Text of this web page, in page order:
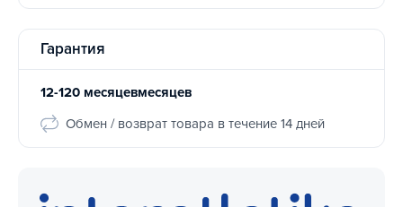
Гарантия
12-120 месяцевмесяцев
Обмен / возврат товара в течение 14 дней